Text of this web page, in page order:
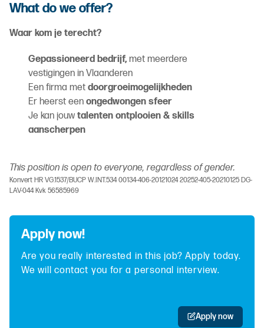
What do we offer?
Waar kom je terecht?
Gepassioneerd bedrijf, met meerdere
vestigingen in Vlaanderen
Een firma met doorgroeimogelijkheden
Er heerst een ongedwongen sfeer
Je kan jouw talenten ontplooien & skills
aanscherpen
This position is open to everyone, regardless of gender.
Konvert HR VG.1537/BUCP W.INT.534 00134-406-20121024 20252-405-20210125 DG-
LAV-044 Kvk 56585969
Apply now!
Are you really interested in this job? Apply today.
We will contact you for a personal interview.
Apply now